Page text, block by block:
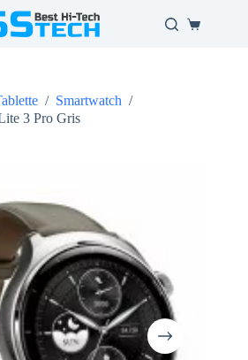
Panier
/ Smartwatch /
3 Pro Gris